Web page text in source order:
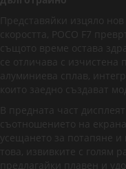
Представяйки изцяло
скоростта, POCO F7
същото време остава
се отличава с изчистена
алуминиева сплав,
които заедно създават
В предната част
съотношението на екрана
усещането за потапяне
това, извивките с голям
предлагайки плавен и